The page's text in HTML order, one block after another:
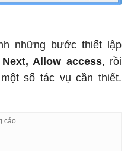
những bước thiết lập
Next, Allow access, rồi
số tác vụ cần thiết.